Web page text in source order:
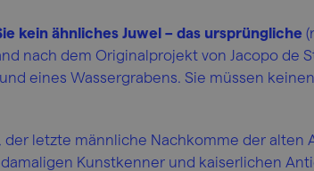
kein ähnliches Juwel – das ursprüngliche
nach dem Originalprojekt von Jacopo de
eines Wassergrabens. Sie müssen
der letzte männliche Nachkomme der alten
Kunstkenner und kaiserlichen